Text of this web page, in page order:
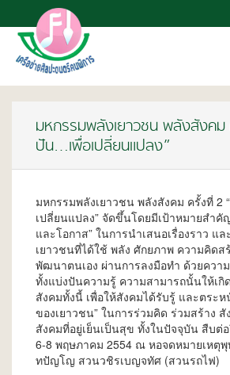
มหกรรมพลังเยาวชน พลังสังค
ปัน…เพื่อเปลี่ยนแปลง”
มหกรรมพลังเยาวชน พลังสังคม ครั้งที่ 2
เปลี่ยนแปลง” จัดขึ้นโดยมีเป้าหมายสำคั
และโอกาส” ในการนำเสนอเรื่องราว แ
เยาวชนที่ได้ใช้ พลัง ศักยภาพ ความคิดส
พัฒนาตนเอง ผ่านการลงมือทำ ด้วยควา
ทั้งแบ่งปันความรู้ ความสามารถนั้นให้เกิ
สังคมทั้งนี้ เพื่อให้สังคมได้รับรู้ และตระห
ของเยาวชน” ในการร่วมคิด ร่วมสร้าง สั
สังคมที่อยู่เย็นเป็นสุข ทั้งในปัจจุบัน สืบต่
6-8 พฤษภาคม 2554 ณ หอจดหมายเหตุ
ทปัญโญ สวนวชิรเบญจทัศ (สวนรถไฟ)